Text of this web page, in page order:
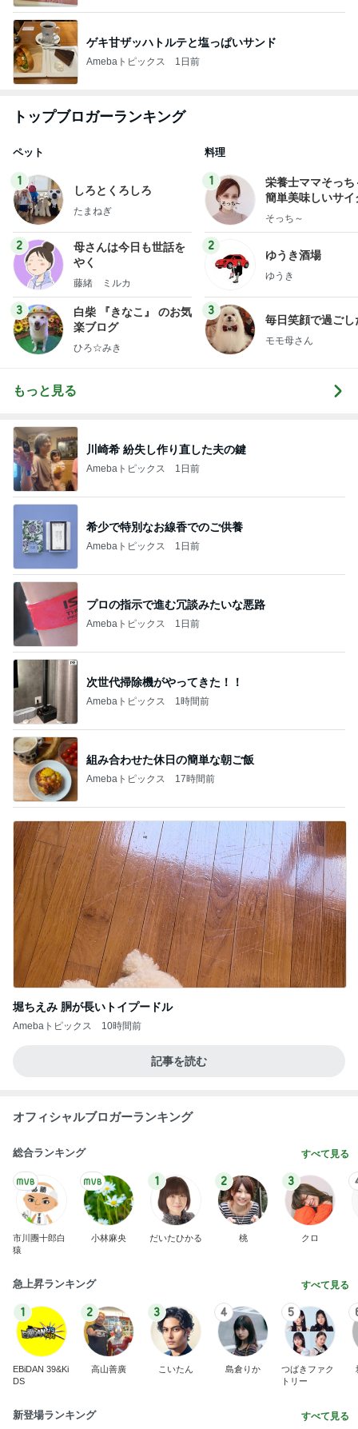
ゲキ甘ザッハトルテと塩っぱいサンド
Amebaトピックス 1日前
トップブロガーランキング
ペット
1
しろとくろしろ
たまねぎ
2
母さんは今日も世話を
やく
藤緒 ミルカ
3
白柴 『きなこ』 のお気
楽ブログ
ひろ☆みき
料理
1
栄養士ママそっち
簡単美味しいサイ
献立
そっち～
2
ゆうき酒場
ゆうき
3
毎日笑顔で過ごし
モモ母さん
もっと見る
川崎希 紛失し作り直した夫の鍵
Amebaトピックス 1日前
希少で特別なお線香でのご供養
Amebaトピックス 1日前
プロの指示で進む冗談みたいな悪路
Amebaトピックス 1日前
次世代掃除機がやってきた！！
Amebaトピックス 1時間前
組み合わせた休日の簡単な朝ご飯
Amebaトピックス 17時間前
堀ちえみ 胴が長いトイプードル
Amebaトピックス 10時間前
記事を読む
オフィシャルブロガーランキング
総合ランキング すべて見る
市川團十郎白
猿
小林麻央
1
だいたひかる
2
桃
3
クロ
急上昇ランキング すべて見る
1
EBiDAN 39&Ki
DS
2
高山善廣
3
こいたん
4
島倉りか
5
つばきファク
トリー
新登場ランキング すべて見る